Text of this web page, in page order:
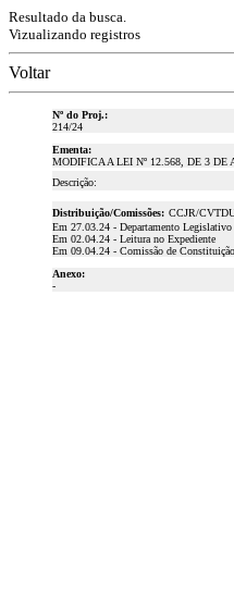
Resultado da busca.
Vizualizando registros
Voltar
Nº do Proj.:
214/24
Ementa:
MODIFICA A LEI Nº 12.568, DE 3 DE
Descrição:
Distribuição/Comissões: CCJR/
Em 27.03.24 - Departamento Legislativo
Em 02.04.24 - Leitura no Expediente
Em 09.04.24 - Comissão de
Anexo:
-